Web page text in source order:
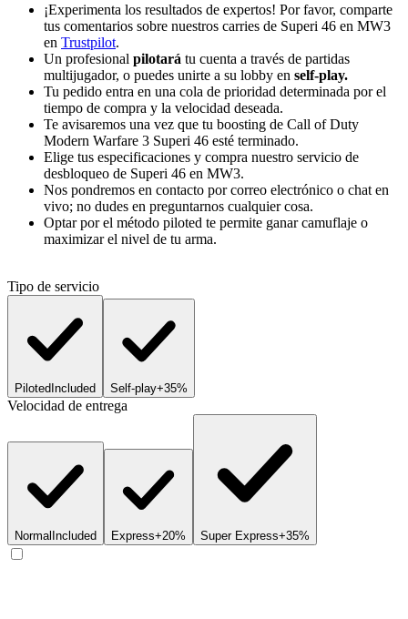
¡Experimenta los resultados de expertos! Por favor, comparte
tus comentarios sobre nuestros carries de Superi 46 en MW3
en Trustpilot.
Un profesional pilotará tu cuenta a través de partidas
multijugador, o puedes unirte a su lobby en self-play.
Tu pedido entra en una cola de prioridad determinada por el
tiempo de compra y la velocidad deseada.
Te avisaremos una vez que tu boosting de Call of Duty
Modern Warfare 3 Superi 46 esté terminado.
Elige tus especificaciones y compra nuestro servicio de
desbloqueo de Superi 46 en MW3.
Nos pondremos en contacto por correo electrónico o chat en
vivo; no dudes en preguntarnos cualquier cosa.
Optar por el método piloted te permite ganar camuflaje o
maximizar el nivel de tu arma.
Tipo de servicio
Piloted Included Self-play+35%
Velocidad de entrega
Normal Included Express+20% Super Express+35%